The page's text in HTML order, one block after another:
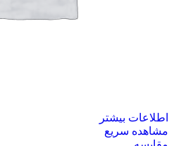
اطلاعات بیشتر
مشاهده سریع